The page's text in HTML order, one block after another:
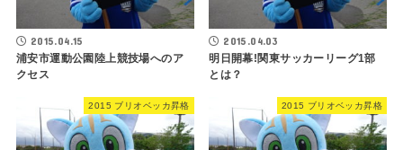
2015.04.15
浦安市運動公園陸上競技場へのア
クセス
2015.04.03
明日開幕!関東サッカーリーグ1部
とは？
2015 ブリオベッカ昇格 2015 ブリオベッカ昇格